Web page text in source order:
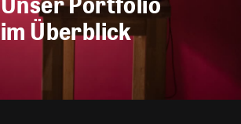
im Überblick